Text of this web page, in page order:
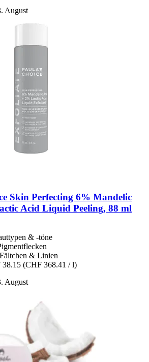
August
Skin Perfecting 6% Mandelic
Acid Liquid Peeling, 88 ml
& -töne
& Linien
38.15 (CHF 368.41 / l)
August